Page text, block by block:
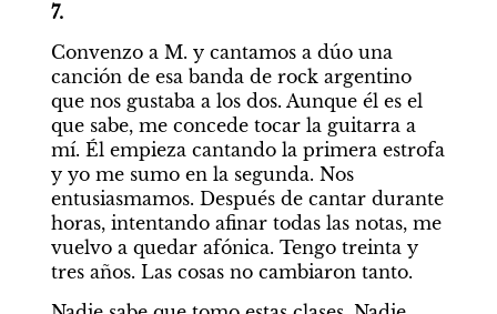
7.
Convenzo a M. y cantamos a dúo una
canción de esa banda de rock argentino
que nos gustaba a los dos. Aunque él es el
que sabe, me concede tocar la guitarra a
mí. Él empieza cantando la primera estrofa
y yo me sumo en la segunda. Nos
entusiasmamos. Después de cantar durante
horas, intentando afinar todas las notas, me
vuelvo a quedar afónica. Tengo treinta y
tres años. Las cosas no cambiaron tanto.